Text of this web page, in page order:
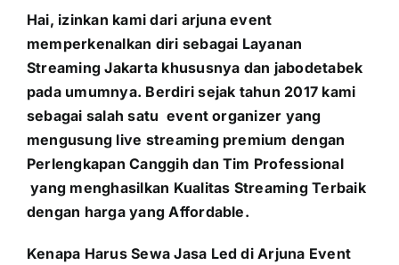
Hai, izinkan kami dari arjuna event
memperkenalkan diri sebagai Layanan
Streaming Jakarta khususnya dan jabodetabek
pada umumnya. Berdiri sejak tahun 2017 kami
sebagai salah satu event organizer yang
mengusung live streaming premium dengan
Perlengkapan Canggih dan Tim Professional
yang menghasilkan Kualitas Streaming Terbaik
dengan harga yang Affordable.
Kenapa Harus Sewa Jasa Led di Arjuna Event